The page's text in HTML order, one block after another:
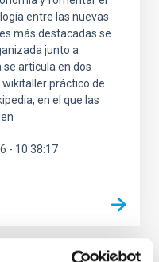
entre las nuevas
más destacadas se
junto a
se articula en dos
práctico de
en el que las
- 10:38:17